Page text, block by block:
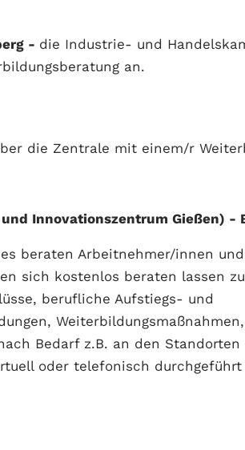
- die Industrie- und
an.
die Zentrale mit einem/r
Innovationszentrum Gießen)
beraten Arbeitnehmer/innen
sich kostenlos beraten lassen
berufliche Aufstiegs- und
Bedarf z.B. an den Standorten
oder telefonisch durchgeführt